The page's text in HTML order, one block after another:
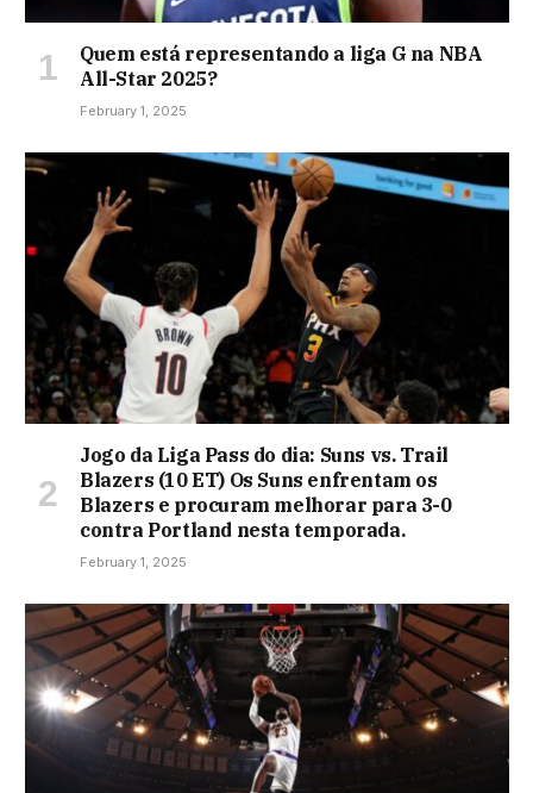
Quem está representando a liga G na NBA
All-Star 2025?
February 1, 2025
Jogo da Liga Pass do dia: Suns vs. Trail
Blazers (10 ET) Os Suns enfrentam os
Blazers e procuram melhorar para 3-0
contra Portland nesta temporada.
February 1, 2025